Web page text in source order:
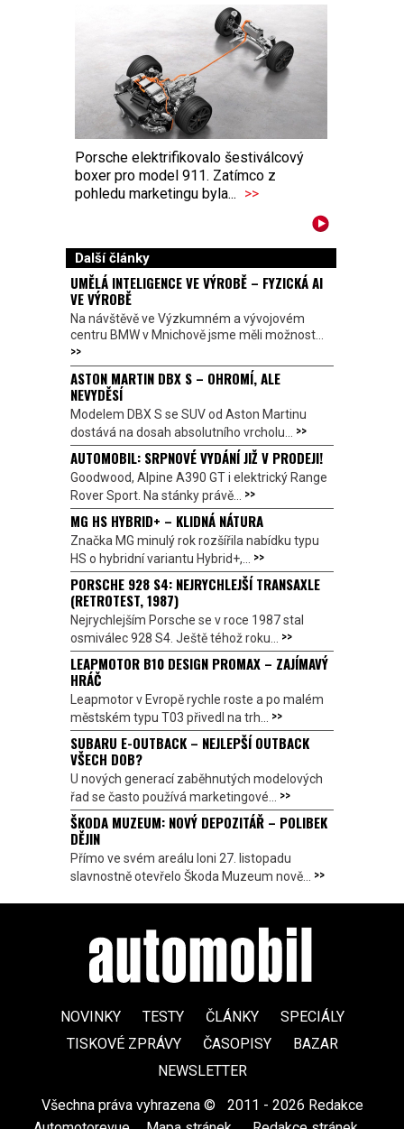
Porsche elektrifikovalo šestiválcový
boxer pro model 911. Zatímco z
pohledu marketingu byla... >>
Další články
UMĚLÁ INTELIGENCE VE VÝROBĚ – FYZICKÁ AI
VE VÝROBĚ
Na návštěvě ve Výzkumném a vývojovém
centru BMW v Mnichově jsme měli možnost...
>>
ASTON MARTIN DBX S – OHROMÍ, ALE
NEVYDĚSÍ
Modelem DBX S se SUV od Aston Martinu
dostává na dosah absolutního vrcholu... >>
AUTOMOBIL: SRPNOVÉ VYDÁNÍ JIŽ V PRODEJI!
Goodwood, Alpine A390 GT i elektrický Range
Rover Sport. Na stánky právě... >>
MG HS HYBRID+ – KLIDNÁ NÁTURA
Značka MG minulý rok rozšířila nabídku typu
HS o hybridní variantu Hybrid+,... >>
PORSCHE 928 S4: NEJRYCHLEJŠÍ TRANSAXLE
(RETROTEST, 1987)
Nejrychlejším Porsche se v roce 1987 stal
osmiválec 928 S4. Ještě téhož roku... >>
LEAPMOTOR B10 DESIGN PROMAX – ZAJÍMAVÝ
HRÁČ
Leapmotor v Evropě rychle roste a po malém
městském typu T03 přivedl na trh... >>
SUBARU E-OUTBACK – NEJLEPŠÍ OUTBACK
VŠECH DOB?
U nových generací zaběhnutých modelových
řad se často používá marketingové... >>
ŠKODA MUZEUM: NOVÝ DEPOZITÁŘ – POLIBEK
DĚJIN
Přímo ve svém areálu loni 27. listopadu
slavnostně otevřelo Škoda Muzeum nově... >>
NOVINKY TESTY ČLÁNKY
SPECIÁLY
TISKOVÉ ZPRÁVY
ČASOPISY
BAZAR
NEWSLETTER
Všechna práva vyhrazena ©
2011 - 2026 Redakce